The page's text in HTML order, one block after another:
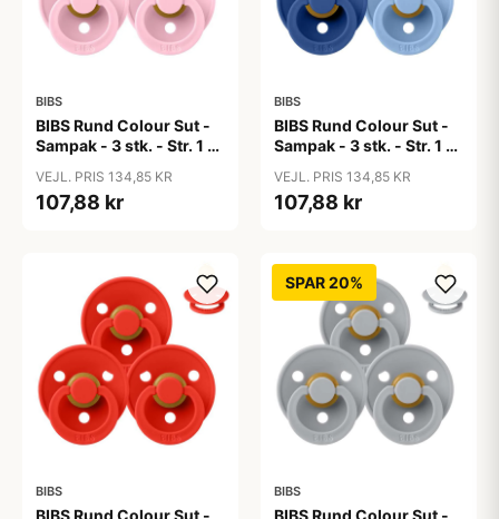
BIBS
BIBS Rund Colour Sut -
Sampak - 3 stk. - Str. 1 -
VEJL. PRIS 134,85 KR
107,88 kr
BIBS
BIBS Rund Colour Sut -
Sampak - 3 stk. - Str. 1 -
VEJL. PRIS 134,85 KR
107,88 kr
BIBS
BIBS Rund Colour Sut -
SPAR 20%
BIBS
BIBS Rund Colour Sut -